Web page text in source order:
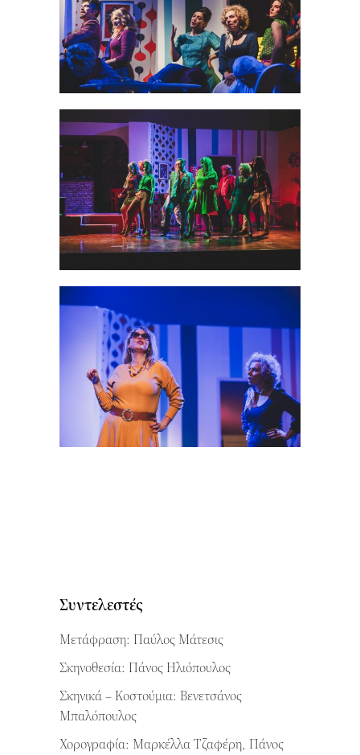
Συντελεστές
Μετάφραση: Παύλος Μάτεσις
Σκηνοθεσία: Πάνος Ηλιόπουλος
Σκηνικά – Κοστούμια: Βενετσάνος
Μπαλόπουλος
Χορογραφία: Μαρκέλλα Τζαφέρη, Πάνος